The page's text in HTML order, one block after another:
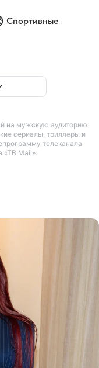
Спортивные
на мужскую аудиторию
сериалы, триллеры и
телеканала
«ТВ Mail».